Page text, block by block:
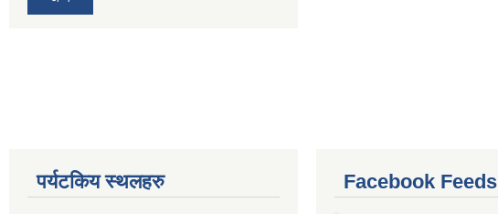
पर्यटकिय स्थलहरु Facebook Feeds